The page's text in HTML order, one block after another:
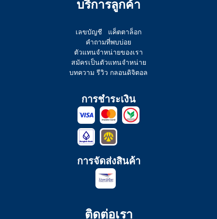
บริการลูกค้า
เลขบัญชี
แค็ตตาล็อก
คำถามที่พบบ่อย
ตัวแทนจำหน่ายของเรา
สมัครเป็นตัวแทนจำหน่าย
บทความ รีวิว กลอนดิจิตอล
การชำระเงิน
การจัดส่งสินค้า
ติดต่อเรา